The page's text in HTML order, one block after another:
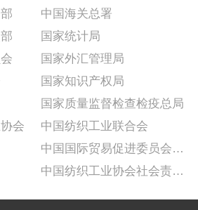
中国海关总署
国家统计局
国家外汇管理局
会
国家知识产权局
国家质量监督检查检疫总局
中国纺织工业联合会
中国国际贸易促进委员会纺织行业分会
中国纺织工业协会社会责任建设推广委员会